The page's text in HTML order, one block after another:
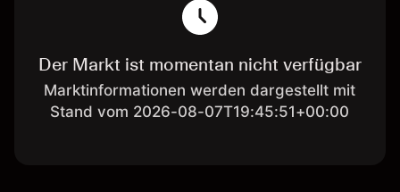
Der Markt ist momentan nicht verfügbar
Marktinformationen werden dargestellt mit
Stand vom 2026-08-07T19:45:51+00:00